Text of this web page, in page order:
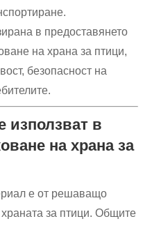
в предоставянето
на храна за птици,
безопасност на
използват в
на храна за
е от решаващо
за птици. Общите